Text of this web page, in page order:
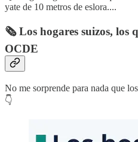
yate de 10 metros de eslora....
🗞️ Los hogares suizos, los
OCDE
No me sorprende para nada que
👇